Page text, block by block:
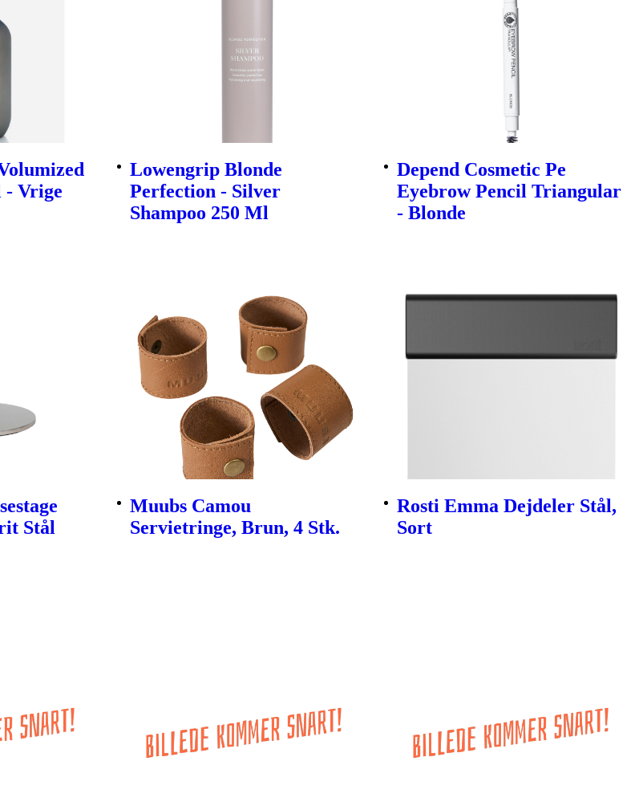
- Vrige
Lowengrip Blonde
Perfection - Silver
Shampoo 250 Ml
Depend Cosmetic Pe
Eyebrow Pencil Triangular
- Blonde
Stål
Muubs Camou
Servietringe, Brun, 4 Stk.
Rosti Emma Dejdeler Stål,
Sort